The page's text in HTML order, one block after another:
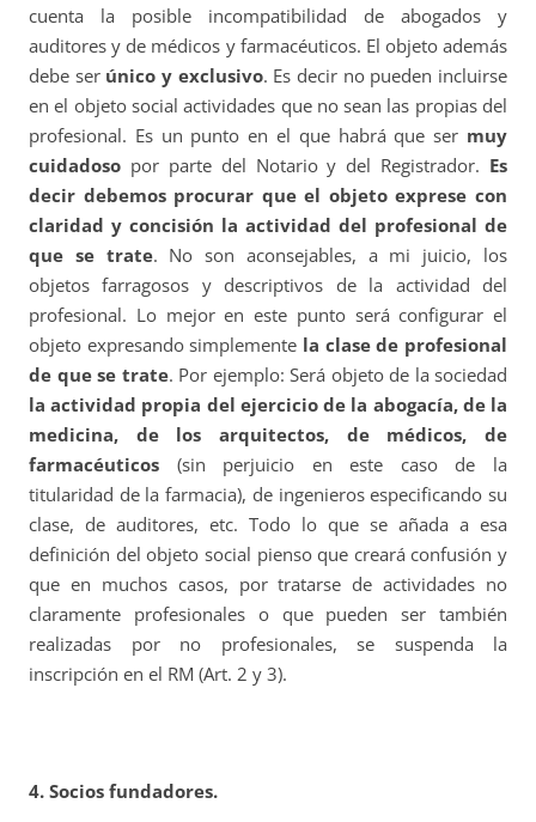
cuenta la posible incompatibilidad de abogados y
auditores y de médicos y farmacéuticos. El objeto además
debe ser único y exclusivo. Es decir no pueden incluirse
en el objeto social actividades que no sean las propias del
profesional. Es un punto en el que habrá que ser muy
cuidadoso por parte del Notario y del Registrador. Es
decir debemos procurar que el objeto exprese con
claridad y concisión la actividad del profesional de
que se trate. No son aconsejables, a mi juicio, los
objetos farragosos y descriptivos de la actividad del
profesional. Lo mejor en este punto será configurar el
objeto expresando simplemente la clase de profesional
de que se trate. Por ejemplo: Será objeto de la sociedad
la actividad propia del ejercicio de la abogacía, de la
medicina, de los arquitectos, de médicos, de
farmacéuticos (sin perjuicio en este caso de la
titularidad de la farmacia), de ingenieros especificando su
clase, de auditores, etc. Todo lo que se añada a esa
definición del objeto social pienso que creará confusión y
que en muchos casos, por tratarse de actividades no
claramente profesionales o que pueden ser también
realizadas por no profesionales, se suspenda la
inscripción en el RM (Art. 2 y 3).
4. Socios fundadores.